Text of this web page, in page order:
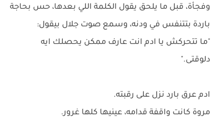
وفجأة، قبل ما يلحق يقول الكلمة اللي بعدها، حس بحاجة
باردة بتتنفس في ودنه، وسمع صوت جلال بيقول:
"ما تتحركش يا ادم انت عارف ممكن يحصلك ايه
دلوقتى."
ادم عرق بارد نزل على رقبته.
مروة كانت واقفة قدامه، عينيها كلها غرور.